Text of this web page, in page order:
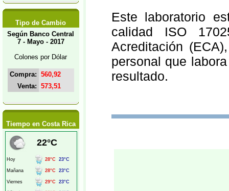
Tipo de Cambio
Según Banco Central
7 - Mayo - 2017
Colones por Dólar
Compra: 560,92
Venta: 573,51
Tiempo en Costa Rica
Este laboratorio
calidad ISO
Acreditación
personal que
resultado.